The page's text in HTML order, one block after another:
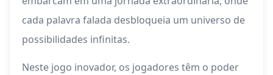
cada palavra falada desbloqueia um universo de
possibilidades infinitas.
Neste jogo inovador, os jogadores têm o poder